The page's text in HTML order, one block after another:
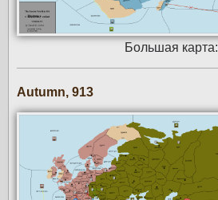
Большая карта:
Autumn, 913